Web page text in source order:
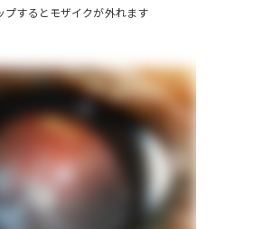
するとモザイクが外れます